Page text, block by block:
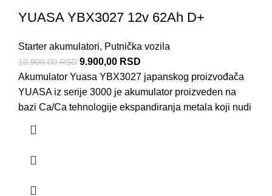
YUASA YBX3027 12v 62Ah D+
Starter akumulatori, Putnička vozila
10.900,00RSD 9.900,00 RSD
Akumulator Yuasa YBX3027 japanskog proizvođača
YUASA iz serije 3000 je akumulator proizveden na
bazi Ca/Ca tehnologije ekspandiranja metala koji nudi